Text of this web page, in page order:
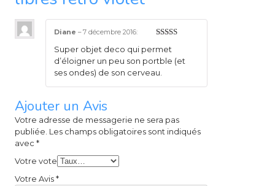
Diane –7 décembre 2016:
Super objet deco qui permet
d’éloigner un peu son portble (et
ses ondes) de son cerveau.
Ajouter un Avis
Votre adresse de messagerie ne sera pas
publiée. Les champs obligatoires sont indiqués
avec*
Votre vote
Votre Avis*